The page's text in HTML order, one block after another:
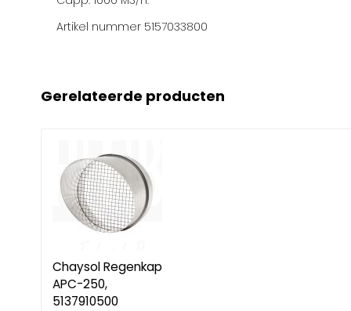
Artikel nummer 5157033800
Gerelateerde producten
Chaysol Regenkap
APC-250,
5137910500